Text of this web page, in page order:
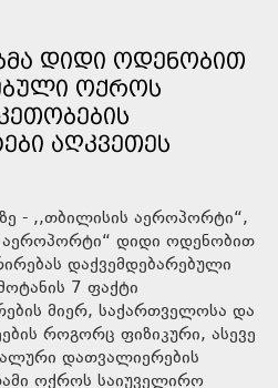
ᲓᲘᲓᲘ ᲝᲓᲔᲜᲝᲑᲘᲗ
ᲝᲥᲠᲝᲡ
ᲐᲦᲙᲕᲔᲗᲔᲡ
- ,,თბილისის აეროპორტი“,
აეროპორტი“ დიდი ოდენობით
დაქვემდებარებული
7 ფაქტი
მიერ, საქართველოსა და
როგორც ფიზიკური, ასევე
დათვალიერების
ოქროს საიუველირო